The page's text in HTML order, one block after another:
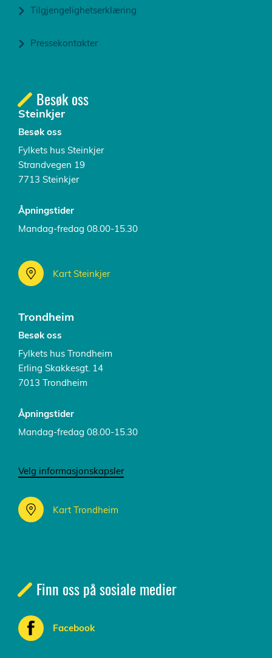
Tilgjengelighetserklæring
Pressekontakter
Besøk oss
Steinkjer
Besøk oss
Fylkets hus Steinkjer
Strandvegen 19
7713 Steinkjer
Åpningstider
Mandag-fredag 08.00-15.30
Kart Steinkjer
Trondheim
Besøk oss
Fylkets hus Trondheim
Erling Skakkesgt. 14
7013 Trondheim
Åpningstider
Mandag-fredag 08.00-15.30
Velg informasjonskapsler
Kart Trondheim
Finn oss på sosiale medier
Facebook